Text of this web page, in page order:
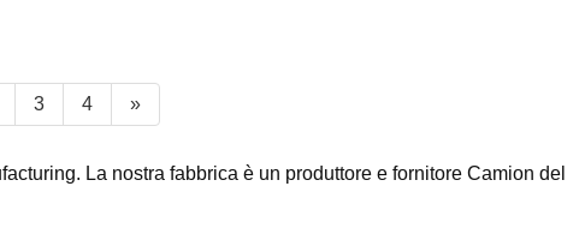
3 4 »
La nostra fabbrica è un produttore e fornitore Camion del